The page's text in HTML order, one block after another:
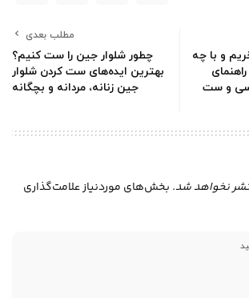
و با چه
و ست
مطلب بعدی
چطور شلوار جین را ست کنیم؟
بهترین ایده‌های ست کردن شلوار
جین زنانه، مردانه و بچگانه
نخواهد شد. بخش‌های موردنیاز علامت‌گذاری